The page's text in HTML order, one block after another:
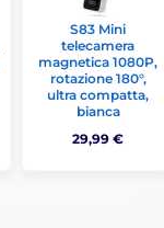
S83 Mini
telecamera
magnetica 1080P,
rotazione 180°,
ultra compatta,
bianca
29,99 €